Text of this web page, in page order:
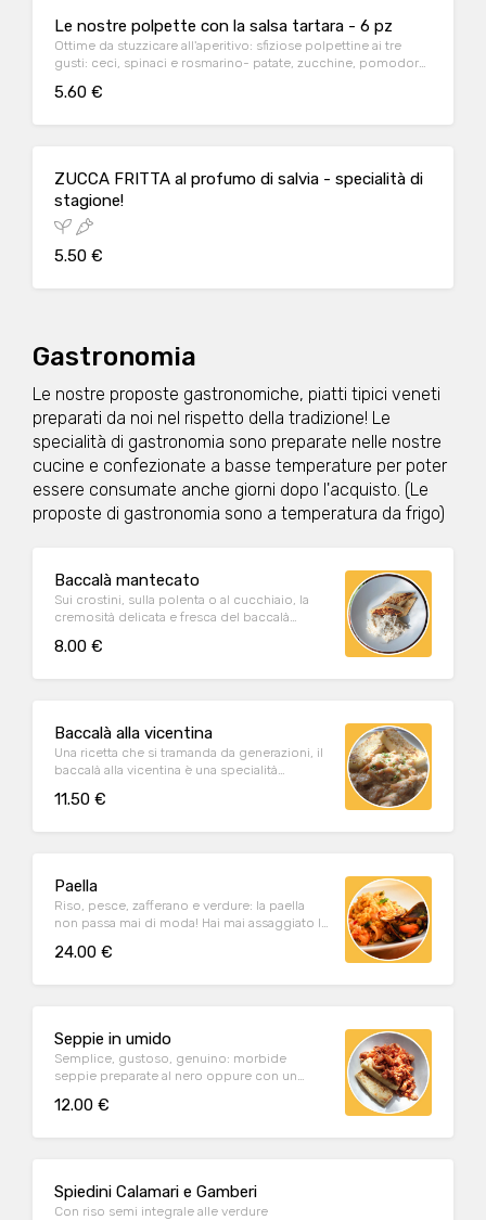
Le nostre polpette con la salsa tartara - 6 pz
Ottime da stuzzicare all'aperitivo: sfiziose polpettine ai tre
gusti: ceci, spinaci e rosmarino- patate, zucchine, pomodoro
5.60 €
ZUCCA FRITTA al profumo di salvia - specialità di
stagione!
5.50 €
Gastronomia
Le nostre proposte gastronomiche, piatti tipici veneti
preparati da noi nel rispetto della tradizione! Le
specialità di gastronomia sono preparate nelle nostre
cucine e confezionate a basse temperature per poter
essere consumate anche giorni dopo l'acquisto. (Le
proposte di gastronomia sono a temperatura da frigo)
Baccalà mantecato
Sui crostini, sulla polenta o al cucchiaio, la
cremosità delicata e fresca del baccalà
8.00 €
Baccalà alla vicentina
Una ricetta che si tramanda da generazioni, il
baccalà alla vicentina è una specialità
11.50 €
Paella
Riso, pesce, zafferano e verdure: la paella
non passa mai di moda! Hai mai assaggiato la
24.00 €
Seppie in umido
Semplice, gustoso, genuino: morbide
seppie preparate al nero oppure con un
12.00 €
Spiedini Calamari e Gamberi
Con riso semi integrale alle verdure